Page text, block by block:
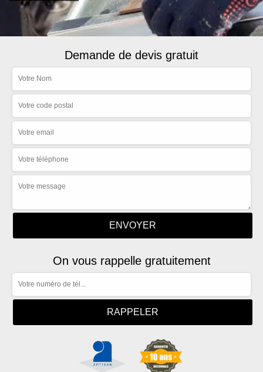
Demande de devis gratuit
On vous rappelle gratuitement